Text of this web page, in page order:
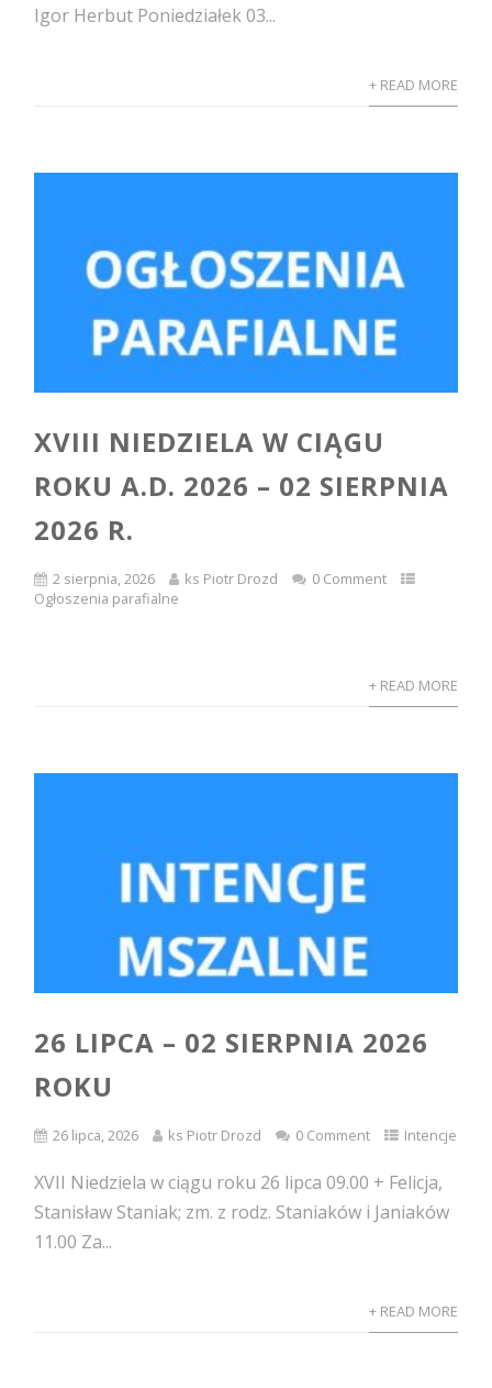
Igor Herbut Poniedziałek 03...
+ READ MORE
XVIII NIEDZIELA W CIĄGU
ROKU A.D. 2026 – 02 SIERPNIA
2026 R.
2 sierpnia, 2026 ks Piotr Drozd
0 Comment
Ogłoszenia parafialne
+ READ MORE
26 LIPCA – 02 SIERPNIA 2026
ROKU
26 lipca, 2026 ks Piotr Drozd 0 Comment Intencje
XVII Niedziela w ciągu roku 26 lipca 09.00 + Felicja,
Stanisław Staniak; zm. z rodz. Staniaków i Janiaków
11.00 Za...
+ READ MORE